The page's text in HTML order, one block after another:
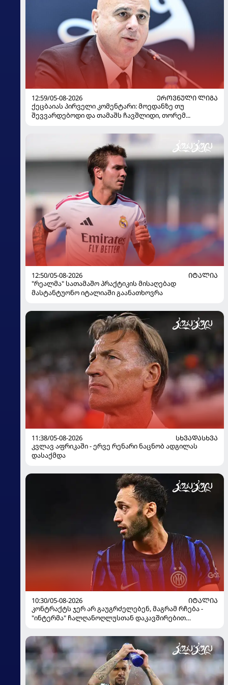
12:59/05-08-2026
ᲔᲠᲝᲕᲜᲣᲚᲘ ᲚᲘᲒᲐ
ქეცბაიას პირველი კომენტარი: მოედანზე თუ
შევვარდებოდი და თამაშს ჩავშლიდი, თორემ...
12:50/05-08-2026
ᲘᲢᲐᲚᲘᲐ
"რეალმა" სათამაშო პრაქტიკის მისაღებად
მასტანტუონო იტალიაში გაანათხოვრა
11:38/05-08-2026
ᲡᲮᲕᲐᲓᲐᲡᲮᲕᲐ
კვლავ აფრიკაში - ერვე რენარი ნაცნობ ადგილას
დასაქმდა
10:30/05-08-2026
ᲘᲢᲐᲚᲘᲐ
კონტრაქტს ჯერ არ გაუგრძელებენ, მაგრამ რჩება -
"ინტერმა" ჩალღანოღლუსთან დაკავშირებით